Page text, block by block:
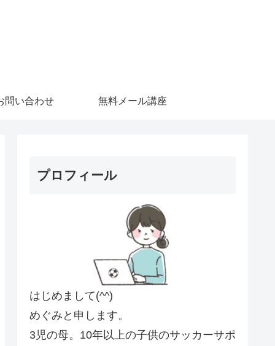
問い合わせ 無料メール講座
プロフィール
はじめまして(^^)
めぐみと申します。
3児の母。10年以上の子供のサッカーサポ